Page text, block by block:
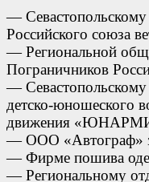
—
Российского союза
— Региональной
Пограничников
— Севастопольскому
детско-юношеского
движения
— ООО «Автограф»
— Фирме пошива
— Региональному